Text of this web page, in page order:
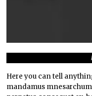
Here you can tell
mandamus mnesarchum